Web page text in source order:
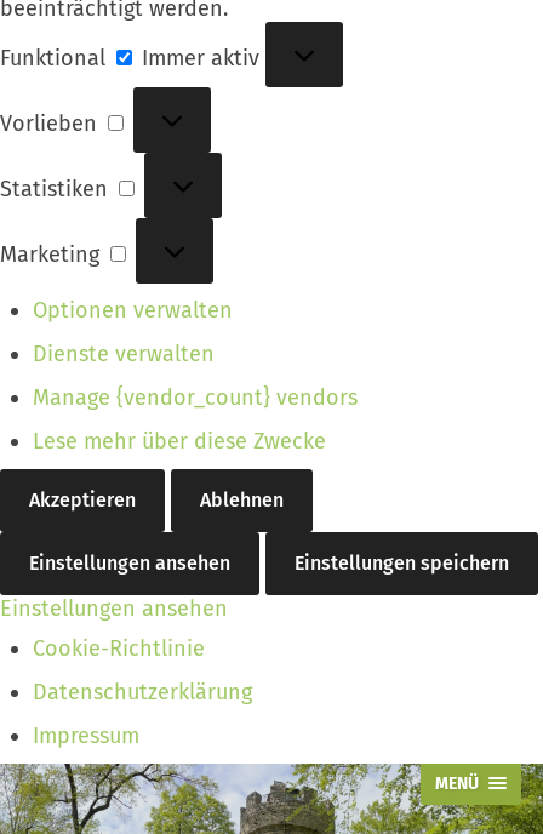
beeinträchtigt werden.
Funktional
Immer aktiv
Vorlieben
Vorlieben
Statistiken
Statistiken
Marketing
Marketing
Optionen verwalten
Dienste verwalten
Manage {vendor_count} vendors
Lese mehr über diese Zwecke
Akzeptieren Ablehnen
Einstellungen ansehen Einstellungen speichern
Einstellungen ansehen
Cookie-Richtlinie
Datenschutzerklärung
Impressum
MENÜ